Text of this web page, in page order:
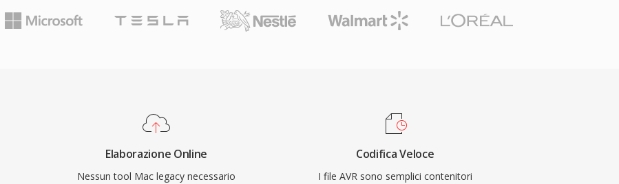
Elaborazione Online
Nessun tool Mac legacy necessario
Codifica Veloce
I file AVR sono semplici contenitori